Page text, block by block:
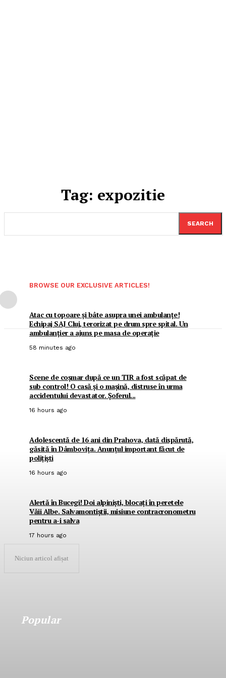
Tag: expozitie
SEARCH
BROWSE OUR EXCLUSIVE ARTICLES!
Atac cu topoare și bâte asupra unei ambulanțe!
Echipaj SAJ Cluj, terorizat pe drum spre spital. Un
ambulanțier a ajuns pe masa de operație
58 minutes ago
Scene de coșmar după ce un TIR a fost scăpat de
sub control! O casă și o mașină, distruse în urma
accidentului devastator. Șoferul...
16 hours ago
Adolescentă de 16 ani din Prahova, dată dispărută,
găsită în Dâmbovița. Anunțul important făcut de
polițiști
16 hours ago
Alertă în Bucegi! Doi alpiniști, blocați în peretele
Văii Albe. Salvamontiștii, misiune contracronometru
pentru a-i salva
17 hours ago
Niciun articol afișat
Popular